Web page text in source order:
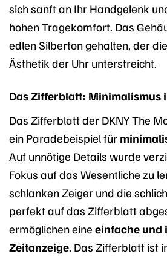
sich sanft an Ihr Handgelenk
hohen Tragekomfort. Das
edlen Silberton gehalten, der
Ästhetik der Uhr unterstreicht.
Das Zifferblatt: Minimalismus
Das Zifferblatt der DKNY The
ein Paradebeispiel für
Auf unnötige Details wurde
Fokus auf das Wesentliche zu
schlanken Zeiger und die
perfekt auf das Zifferblatt
ermöglichen eine einfache und
Zeitanzeige. Das Zifferblatt ist